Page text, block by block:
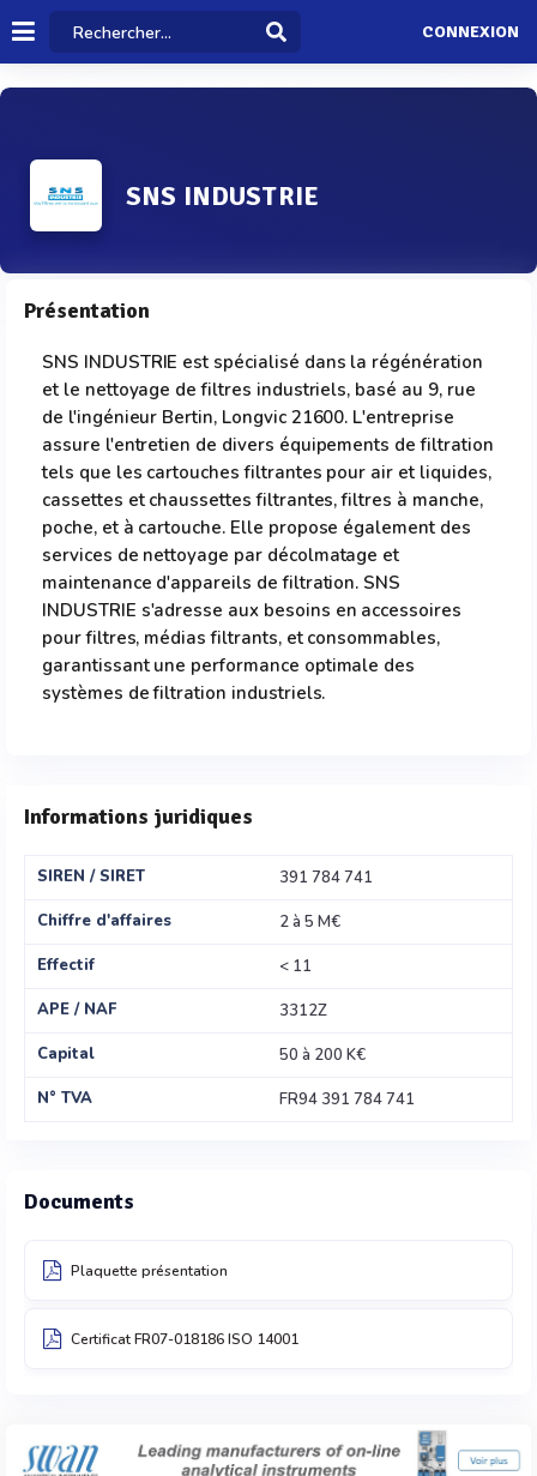
CONNEXION
SNS INDUSTRIE
Présentation
SNS INDUSTRIE est spécialisé dans la régénération
et le nettoyage de filtres industriels, basé au 9, rue
de l'ingénieur Bertin, Longvic 21600. L'entreprise
assure l'entretien de divers équipements de filtration
tels que les cartouches filtrantes pour air et liquides,
cassettes et chaussettes filtrantes, filtres à manche,
poche, et à cartouche. Elle propose également des
services de nettoyage par décolmatage et
maintenance d'appareils de filtration. SNS
INDUSTRIE s'adresse aux besoins en accessoires
pour filtres, médias filtrants, et consommables,
garantissant une performance optimale des
systèmes de filtration industriels.
Informations juridiques
SIREN / SIRET
391 784 741
Chiffre d'affaires
2 à 5 M€
Effectif
< 11
APE / NAF
3312Z
Capital
50 à 200 K€
N° TVA
FR94 391 784 741
Documents
Plaquette présentation
Certificat FR07-018186 ISO 14001